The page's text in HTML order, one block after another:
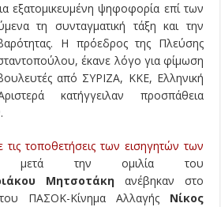
εξατομικευμένη ψηφοφορία επί των
τη συνταγματική τάξη και την
Η πρόεδρος της Πλεύσης
έκανε λόγο για φίμωση
από ΣΥΡΙΖΑ, ΚΚΕ, Ελληνική
κατήγγειλαν προσπάθεια
τις τοποθετήσεις των εισηγητών των
την ομιλία του
Μητσοτάκη ανέβηκαν στο
ΠΑΣΟΚ-Κίνημα Αλλαγής Νίκος